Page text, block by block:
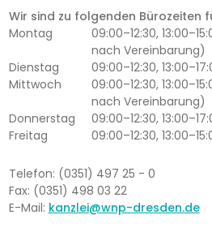
Wir sind zu folgenden Bürozeiten
Montag
09:00–12:30,
nach Vereinbarung)
Dienstag
09:00–12:30,
Mittwoch
09:00–12:30,
nach Vereinbarung)
Donnerstag
09:00–12:30,
Freitag
09:00–12:30,
Telefon: (0351) 497 25 - 0
Fax: (0351) 498 03 22
E-Mail: kanzlei@wnp-dresden.de